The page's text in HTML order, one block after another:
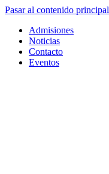
Pasar al contenido principal
Admisiones
Noticias
Contacto
Eventos